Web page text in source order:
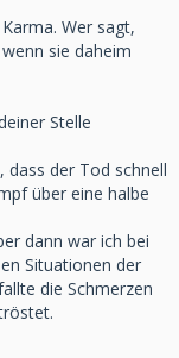
Wer sagt,
sie daheim
Stelle
dass der Tod schnell
über eine halbe
dann war ich bei
Situationen der
die Schmerzen